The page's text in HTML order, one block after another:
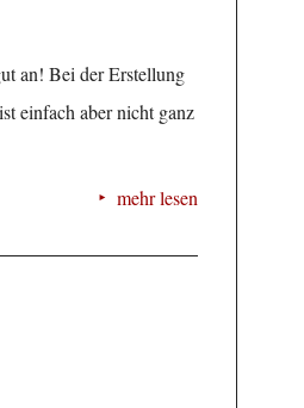
an! Bei der Erstellung
einfach aber nicht ganz
mehr lesen